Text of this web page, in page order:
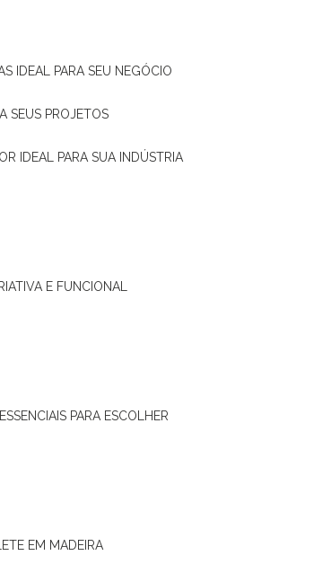
IDEAL PARA SEU NEGÓCIO
SEUS PROJETOS
IDEAL PARA SUA INDÚSTRIA
E FUNCIONAL
PARA ESCOLHER
EM MADEIRA